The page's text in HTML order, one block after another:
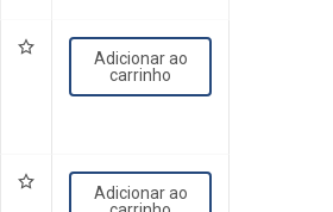
Adicionar ao
carrinho
Adicionar ao